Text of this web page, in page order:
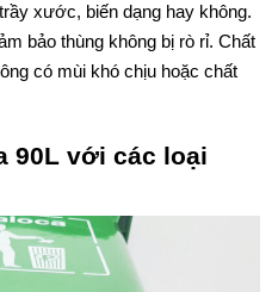
xước, biến dạng hay không.
bảo thùng không bị rò rỉ. Chất
có mùi khó chịu hoặc chất
90L với các loại